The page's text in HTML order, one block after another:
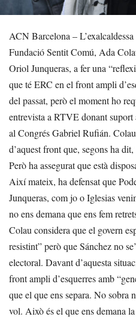
ACN Barcelona –
Fundació Sentit Comú, Ada
Oriol Junqueras, a fer una
que té ERC en el front ampli
del passat, però el moment ho
entrevista a RTVE donant
al Congrés Gabriel Rufián.
d’aquest front que, segons ha
Però ha assegurat que està
Així mateix, ha defensat que
Junqueras, com jo o Iglesias
no ens demana que ens fem
Colau considera que el govern
resistint” però que Sánchez no
electoral. Davant d’aquesta
front ampli d’esquerres amb
que el que ens separa. No sobra
vol. Això és el que ens demana